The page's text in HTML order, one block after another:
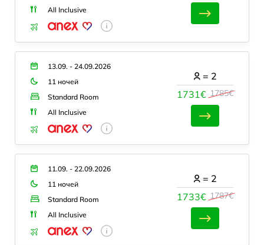
All Inclusive
13.09. - 24.09.2026
11 ночей
Standard Room
All Inclusive
1731€ 1785€
= 2
11.09. - 22.09.2026
11 ночей
Standard Room
All Inclusive
1733€ 1787€
= 2